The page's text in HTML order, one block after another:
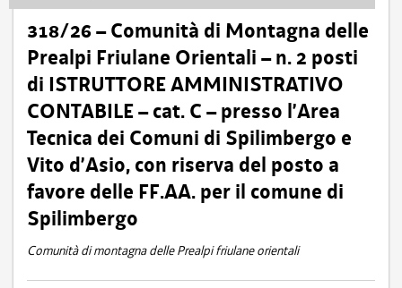
318/26 – Comunità di Montagna delle
Prealpi Friulane Orientali – n. 2 posti
di ISTRUTTORE AMMINISTRATIVO
CONTABILE – cat. C – presso l’Area
Tecnica dei Comuni di Spilimbergo e
Vito d’Asio, con riserva del posto a
favore delle FF.AA. per il comune di
Spilimbergo
Comunità di montagna delle Prealpi friulane orientali